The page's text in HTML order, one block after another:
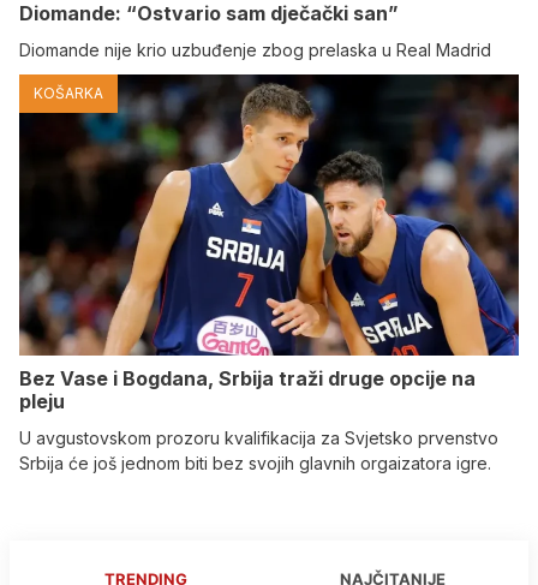
Diomande: “Ostvario sam dječački san”
Diomande nije krio uzbuđenje zbog prelaska u Real Madrid
KOŠARKA
Bez Vase i Bogdana, Srbija traži druge opcije na
pleju
U avgustovskom prozoru kvalifikacija za Svjetsko prvenstvo
Srbija će još jednom biti bez svojih glavnih orgaizatora igre.
TRENDING NAJČITANIJE